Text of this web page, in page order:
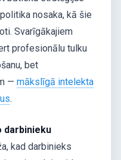
nosaka, kā šie
Svarīgākajiem
profesionālu tulku
bet
—mākslīgā intelekta
.
darbinieku
kad darbinieks